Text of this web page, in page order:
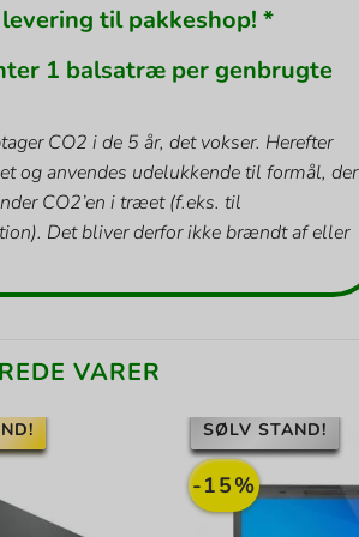
til pakkeshop! *
1 balsatræ per genbrugte
CO2 i de 5 år, det vokser. Herefter
og anvendes udelukkende til formål, der
CO2’en i træet (f.eks. til
Det bliver derfor ikke brændt af eller
VARER
-15%
SØLV STAND!